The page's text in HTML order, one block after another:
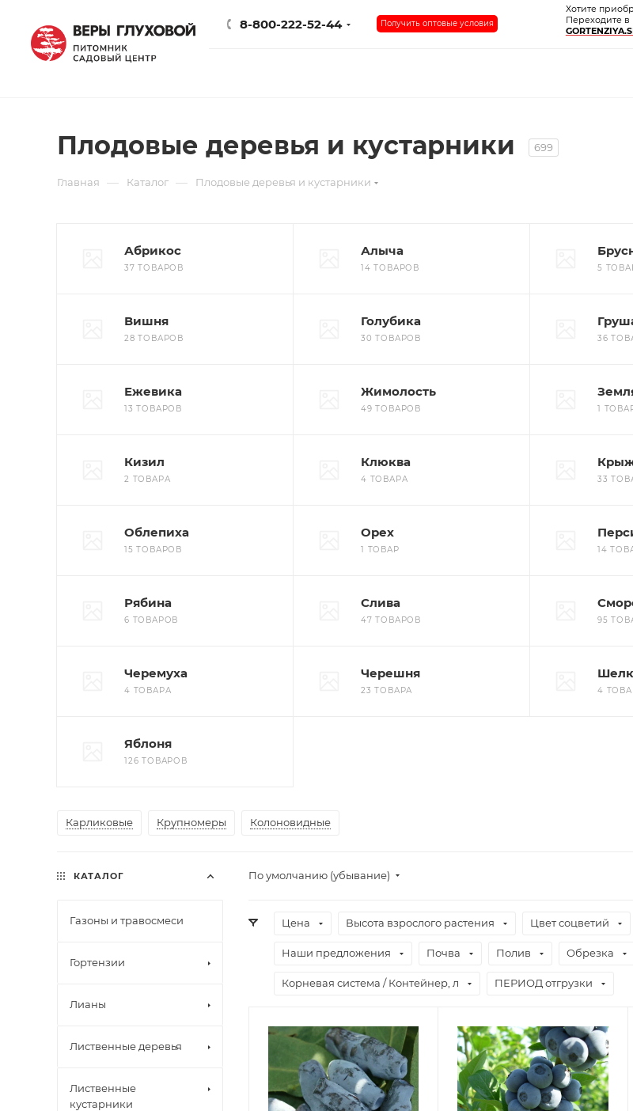
8-800-222-52-44 Получить оптовые условия
Хотите
Переходите в
Плодовые деревья и кустарники 699
Главная — Каталог — Плодовые деревья и кустарники
Абрикос
37 ТОВАРОВ
Алыча
14 ТОВАРОВ 5
Вишня
28 ТОВАРОВ
Голубика
30 ТОВАРОВ 36
Ежевика
13 ТОВАРОВ
Жимолость
49 ТОВАРОВ 1
Кизил
2 ТОВАРА
Клюква
4 ТОВАРА 33
Облепиха
15 ТОВАРОВ
Орех
1 ТОВАР 14
Рябина
6 ТОВАРОВ
Слива
47 ТОВАРОВ 95
Черемуха
4 ТОВАРА
Черешня
23 ТОВАРА 4
Яблоня
126 ТОВАРОВ
Карликовые Крупномеры Колоновидные
По умолчанию (убывание)
Цена Высота взрослого растения Цвет соцветий
Наши предложения Почва Полив Обрезка
Корневая система / Контейнер, л ПЕРИОД отгрузки
КАТАЛОГ
Газоны и травосмеси
Гортензии
Лианы
Лиственные деревья
Лиственные
кустарники